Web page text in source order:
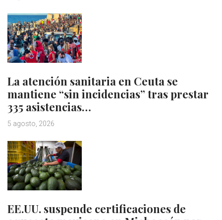
La atención sanitaria en Ceuta se
mantiene “sin incidencias” tras prestar
335 asistencias…
5 agosto, 2026
EE.UU. suspende certificaciones de